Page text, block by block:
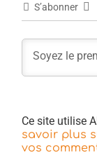
S’abonner
Ce site utilise
savoir plus
vos